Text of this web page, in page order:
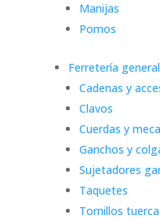
Manijas
Pomos
Ferretería general
Cadenas y
Clavos
Cuerdas y
Ganchos y
Sujetadores
Taquetes
Tornillos